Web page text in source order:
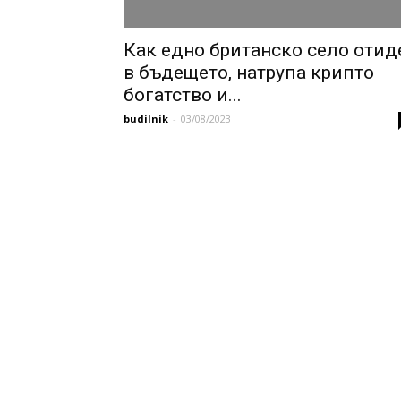
Как едно британско село
в бъдещето, натрупа крипто
богатство и...
budilnik - 03/08/2023